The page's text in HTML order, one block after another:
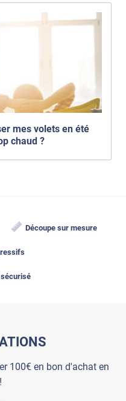
mes volets en été
chaud ?
Découpe sur mesure
100€ en bon d'achat en